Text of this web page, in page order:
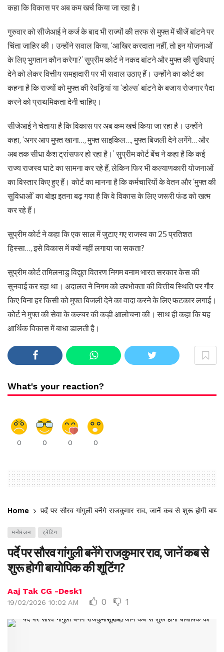
कहा कि विकास पर अब कम खर्च किया जा रहा है।
गुरुवार को सीजेआई ने कर्ज के बाद भी राज्यों की तरफ से मुफ्त में चीजें बांटने पर
चिंता जाहिर की। उन्होंने सवाल किया, ‘आखिर करदाता नहीं, तो इन योजनाओं
के लिए भुगतान कौन करेगा?’ सुप्रीम कोर्ट ने नकद बांटने और मुफ्त की सुविधाएं
देने को लेकर वित्तीय समझदारी पर भी सवाल उठाए हैं। उन्होंने का कोर्ट का
कहना है कि राज्यों को मुफ्त की रेवड़ियां या ‘डोल्स’ बांटने के बजाय रोजगार पैदा
करने को प्राथमिकता देनी चाहिए।
सीजेआई ने चेताया है कि विकास पर अब कम खर्च किया जा रहा है। उन्होंने
कहा, ‘अगर आप मुफ्त खाना…, मुफ्त साइकिल…, मुफ्त बिजली देने लगेंगे… और
अब तक सीधा कैश ट्रांसफर हो रहा है।’ सुप्रीम कोर्ट बेंच ने कहा है कि कई
राज्य राजस्व घाटे का सामना कर रहे हैं, लेकिन फिर भी कल्याणकारी योजनाओं
का विस्तार किए हुए हैं। कोर्ट का मानना है कि कर्मचारियों के वेतन और ‘मुफ्त की
सुविधाओं’ का बोझ इतना बढ़ गया है कि वे विकास के लिए जरूरी फंड को खत्म
कर रहे हैं।
सुप्रीम कोर्ट ने कहा कि एक साल में जुटाए गए राजस्व का 25 प्रतिशत
हिस्सा…, इसे विकास में क्यों नहीं लगाया जा सकता?
सुप्रीम कोर्ट तमिलनाडु विद्युत वितरण निगम बनाम भारत सरकार केस की
सुनवाई कर रहा था। अदालत ने निगम को उपभोक्ता की वित्तीय स्थिति पर गौर
किए बिना हर किसी को मुफ्त बिजली देने का वादा करने के लिए फटकार लगाई।
कोर्ट ने मुफ्त की सेवा के कल्चर की कड़ी आलोचना की। साथ ही कहा कि यह
आर्थिक विकास में बाधा डालती है।
What's your reaction?
0 0 0 0
Home पर्दे पर सौरव गांगुली बनेंगे राजकुमार राव, जानें कब से शुरू होगी
मनोरंजन ट्रेंडिंग
पर्दे पर सौरव गांगुली बनेंगे राजकुमार राव, जानें कब से
शुरू होगी बायोपिक की शूटिंग?
Aaj Tak CG -Desk1
19/02/2026 10:02 AM 0 1